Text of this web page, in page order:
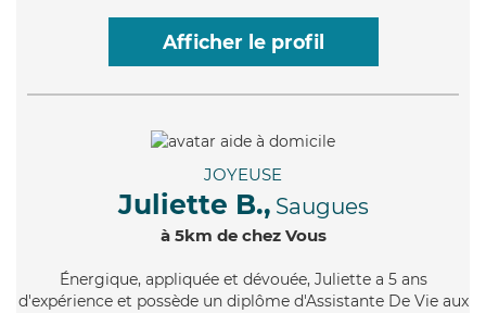
Afficher le profil
JOYEUSE
Juliette B., Saugues
à 5km de chez Vous
Énergique, appliquée et dévouée, Juliette a 5 ans
d'expérience et possède un diplôme d'Assistante De Vie aux